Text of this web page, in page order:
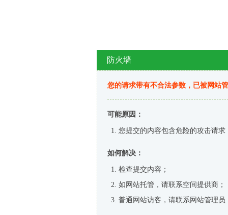
防火墙
您的请求带有不合法参数，已被网站
可能原因：
您提交的内容包含危险的攻击请求
如何解决：
检查提交内容；
如网站托管，请联系空间提供商；
普通网站访客，请联系网站管理员